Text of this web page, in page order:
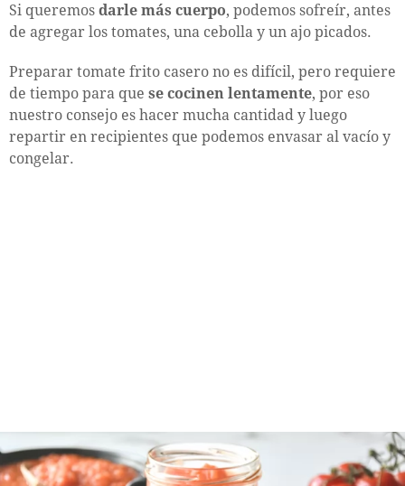
Si queremos darle más cuerpo, podemos sofreír, antes
de agregar los tomates, una cebolla y un ajo picados.
Preparar tomate frito casero no es difícil, pero requiere
de tiempo para que se cocinen lentamente, por eso
nuestro consejo es hacer mucha cantidad y luego
repartir en recipientes que podemos envasar al vacío y
congelar.